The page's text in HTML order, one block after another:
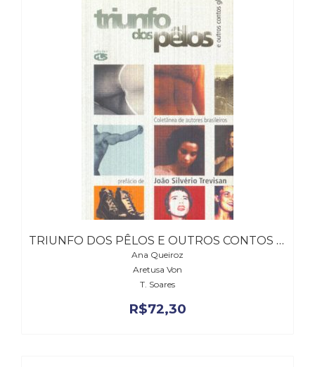
TRIUNFO DOS PÊLOS E OUTROS CONTOS GLS
Ana Queiroz
Aretusa Von
T. Soares
R$72,30